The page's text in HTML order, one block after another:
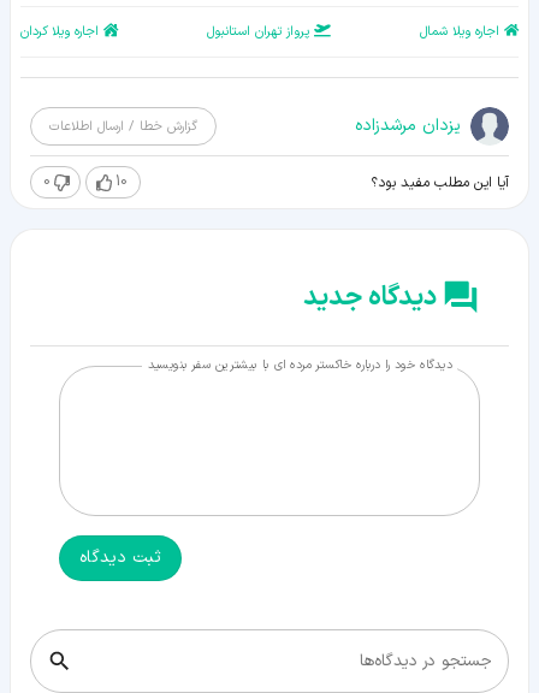
اجاره ویلا شمال پرواز تهران استانبول اجاره ویلا کردان
یزدان مرشدزاده گزارش خطا / ارسال اطلاعات
آیا این مطلب مفید بود؟ 10
0
دیدگاه جدید
دیدگاه خود را درباره خاکستر مرده ای با بیشترین سفر بنویسید
ثبت دیدگاه
جستجو در دیدگاه‌ها